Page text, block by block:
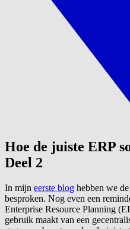
Hoe de juiste ERP
Deel 2
In mijn eerste blog hebben we
besproken. Nog even een
Enterprise Resource Planning
gebruik maakt van een